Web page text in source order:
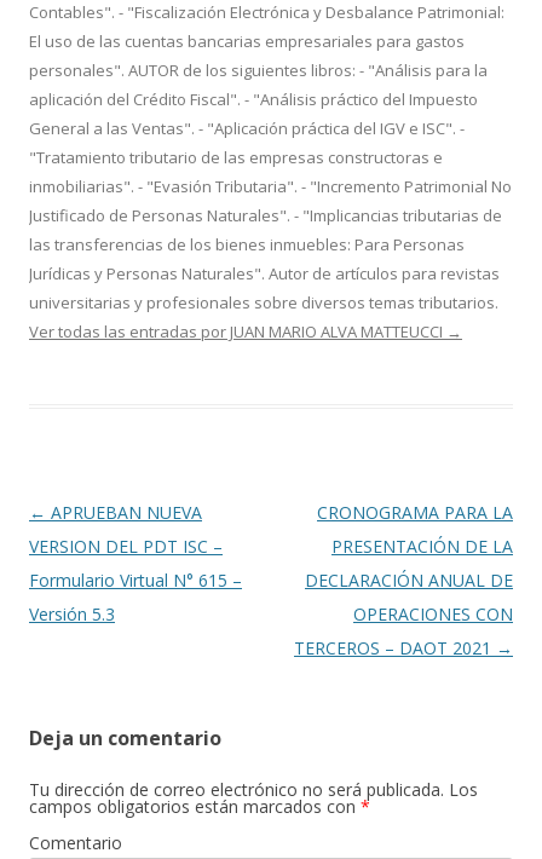
Contables". - "Fiscalización Electrónica y Desbalance Patrimonial:
El uso de las cuentas bancarias empresariales para gastos
personales". AUTOR de los siguientes libros: - "Análisis para la
aplicación del Crédito Fiscal". - "Análisis práctico del Impuesto
General a las Ventas". - "Aplicación práctica del IGV e ISC". -
"Tratamiento tributario de las empresas constructoras e
inmobiliarias". - "Evasión Tributaria". - "Incremento Patrimonial No
Justificado de Personas Naturales". - "Implicancias tributarias de
las transferencias de los bienes inmuebles: Para Personas
Jurídicas y Personas Naturales". Autor de artículos para revistas
universitarias y profesionales sobre diversos temas tributarios.
Ver todas las entradas por JUAN MARIO ALVA MATTEUCCI →
Navegación
de
entradas
← APRUEBAN NUEVA
VERSION DEL PDT ISC –
Formulario Virtual N° 615 –
Versión 5.3
CRONOGRAMA PARA LA
PRESENTACIÓN DE LA
DECLARACIÓN ANUAL DE
OPERACIONES CON
TERCEROS – DAOT 2021 →
Deja un comentario
Tu dirección de correo electrónico no será publicada. Los
campos obligatorios están marcados con *
Comentario